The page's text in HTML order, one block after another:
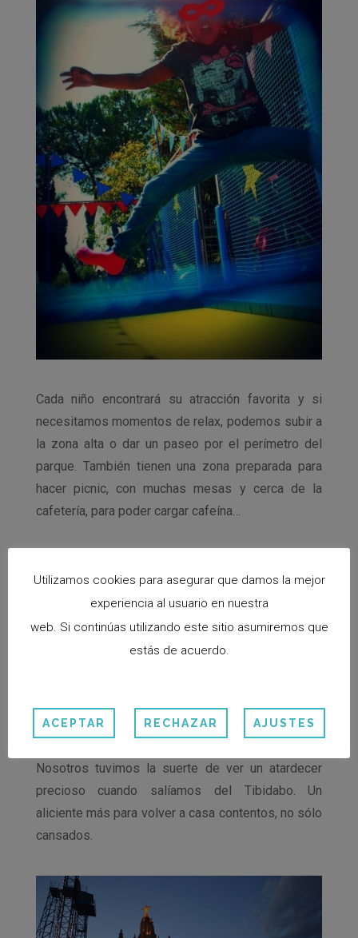
Cada niño encontrará su atracción favorita y si
necesitamos momentos de relax, podemos subir a
la zona alta o dar un paseo por el perímetro del
parque. También tienen una zona preparada para
hacer picnic, con muchas mesas y cerca de la
cafetería, para poder cargar cafeína…
Nosotros tuvimos la suerte de ver un atardecer
precioso cuando salíamos del Tibidabo. Un
aliciente más para volver a casa contentos, no sólo
cansados.
Utilizamos cookies para asegurar que damos la mejor
experiencia al usuario en nuestra
web. Si continúas utilizando este sitio asumiremos que
estás de acuerdo.
ACEPTAR RECHAZAR AJUSTES